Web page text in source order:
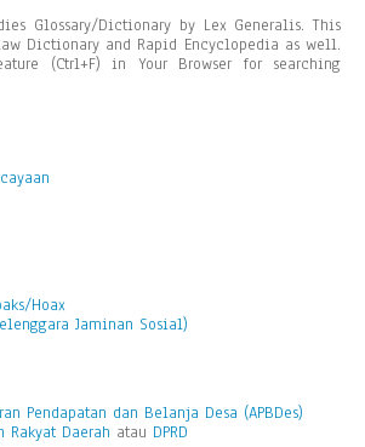
Glossary/Dictionary by Lex Generalis. This
Dictionary and Rapid Encyclopedia as well.
(Ctrl+F) in Your Browser for searching
Hoax
Jaminan Sosial)
Pendapatan dan Belanja Desa (APBDes)
Rakyat Daerah atau DPRD